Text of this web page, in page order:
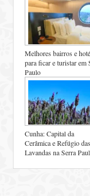
Melhores bairros e
para ficar e turistar em
Paulo
Cunha: Capital da
Cerâmica e Refúgio das
Lavandas na Serra